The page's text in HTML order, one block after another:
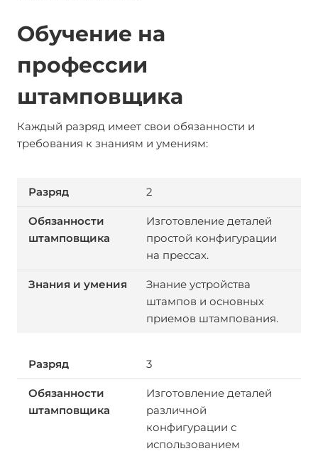
Обучение на
профессии
штамповщика
Каждый разряд имеет свои обязанности и
требования к знаниям и умениям:
2
Изготовление деталей
простой конфигурации
на прессах.
Знание устройства
штампов и основных
приемов штампования.
3
Изготовление деталей
различной
конфигурации с
использованием